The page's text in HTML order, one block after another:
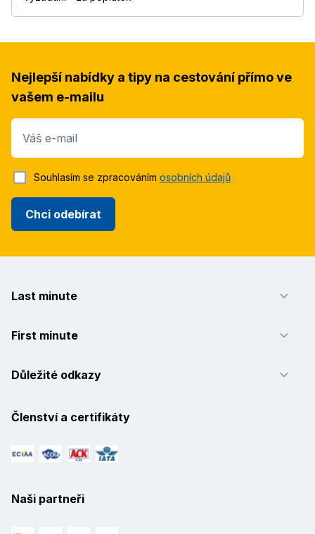
Nejlepší nabídky a tipy na cestování přímo ve
vašem e-mailu
Váš e-mail
Chci odebírat
Souhlasím se zpracováním osobních údajů
Last minute
First minute
Důležité odkazy
Členství a certifikáty
Naši partneři